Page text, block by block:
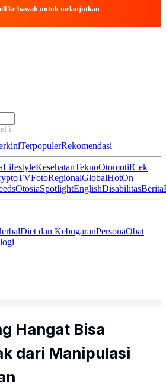
ke bawah untuk melanjutkan
ini...
TerpopulerRekomendasi
LifestyleKesehatanTeknoOtomotifCek
TVFotoRegionalGlobalHotOn
OtosiaSpotlightEnglishDisabilitasBerita
Diet dan KebugaranPersonaObat
Hangat Bisa
dari Manipulasi